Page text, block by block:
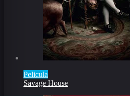
Pelicula
Savage House